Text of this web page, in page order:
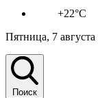
+22°C
Пятница, 7 августа
Поиск